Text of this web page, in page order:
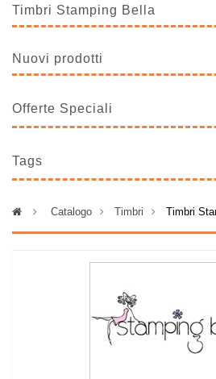
Timbri Stamping Bella
Nuovi prodotti
Offerte Speciali
Tags
> Catalogo > Timbri > Timbri